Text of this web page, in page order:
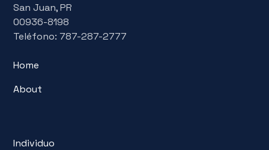
San Juan, PR
00936-8198
Teléfono: 787-287-2777
Home
About
Individuo